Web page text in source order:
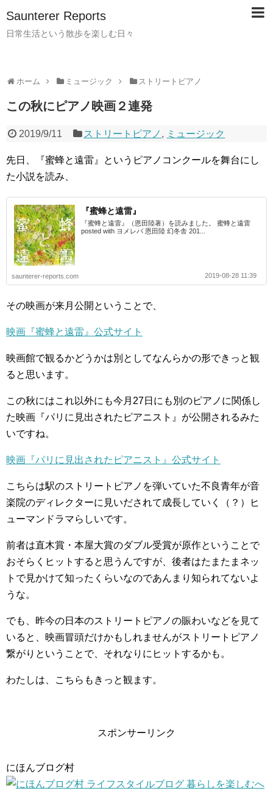
Saunterer Reports
日常生活という散歩を楽しむ日々
ホーム ミュージック ストリートピアノ
この秋にピアノ映画２連発
2019/9/11 ストリートピアノ , ミュージック
先日、『蜜蜂と遠雷』というピアノコンクールを舞台にし
た小説を読み、
『蜜蜂と遠雷』
『蜜蜂と遠雷』（恩田陸著）を読みました。 蜜蜂と遠雷
posted with ヨメレバ 恩田陸 幻冬舎 201...
saunterer-reports.com 2019-08-28 11:39
その映画が来月公開ということで、
映画『蜜蜂と遠雷』公式サイト
映画館で観るかどうかは別としてなんらかの形できっと観
ると思います。
この秋にはこれ以外にも今月27日にも別のピアノに関係し
た映画『パリに見出されたピアニスト』が公開されるみた
いですね。
映画『パリに見出されたピアニスト』公式サイト
こちらは駅のストリートピアノを弾いていた不良青年が音
楽院のディレクターに見いだされて成長していく（？）ヒ
ューマンドラマらしいです。
前者は直木賞・本屋大賞のダブル受賞が原作ということで
おそらくヒットすると思うんですが、後者はたまたまネッ
トで見かけて知ったくらいなのであんまり知られてないよ
うな。
でも、昨今の日本のストリートピアノの賑わいなどを見て
いると、映画冒頭だけかもしれませんがストリートピアノ
繋がりということで、それなりにヒットするかも。
わたしは、こちらもきっと観ます。
スポンサーリンク
にほんブログ村